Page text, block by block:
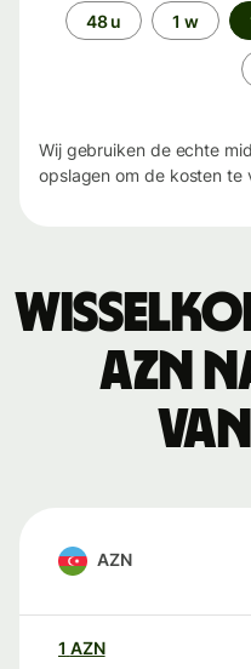
Periode48 u 1 w
Wij gebruiken de echte
opslagen om de kosten te
AZN
AZN
1 AZN